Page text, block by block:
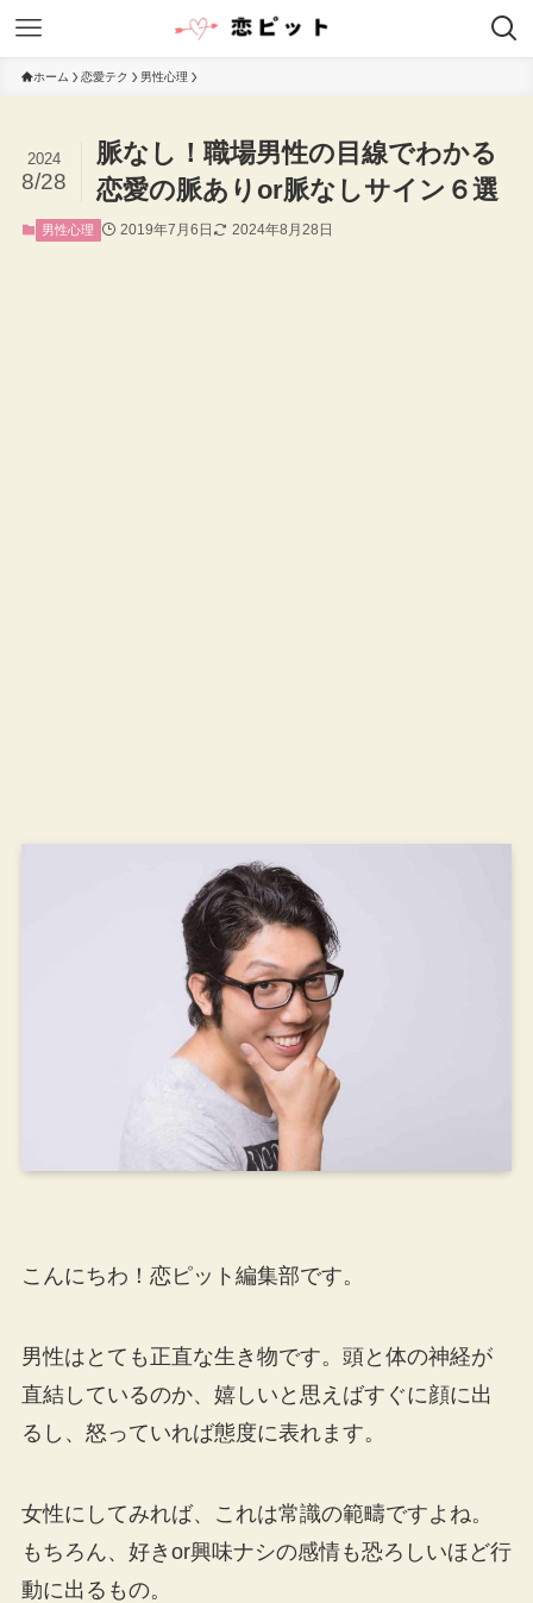
ホーム 恋愛テク 男性心理
脈なし！職場男性の目線でわかる
恋愛の脈ありor脈なしサイン６選
2024
8/28
男性心理 2019年7月6日 2024年8月28日
こんにちわ！恋ピット編集部です。
男性はとても正直な生き物です。頭と体の神経が
直結しているのか、嬉しいと思えばすぐに顔に出
るし、怒っていれば態度に表れます。
女性にしてみれば、これは常識の範疇ですよね。
もちろん、好きor興味ナシの感情も恐ろしいほど行
動に出るもの。